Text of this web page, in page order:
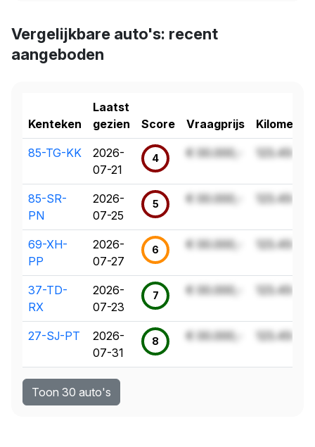
Vergelijkbare auto's: recent
aangeboden
Kenteken
Laatst
gezien
Score Vraagprijs
85-TG-KK
2026-
07-21
4 € 00.000,- 123.456 km
85-SR-
PN
2026-
07-25
5 € 00.000,- 123.456 km
69-XH-
PP
2026-
07-27
6 € 00.000,- 123.456 km
37-TD-
RX
2026-
07-23
7 € 00.000,- 123.456 km
27-SJ-PT
2026-
07-31
8 € 00.000,- 123.456 km
Toon 30 auto's